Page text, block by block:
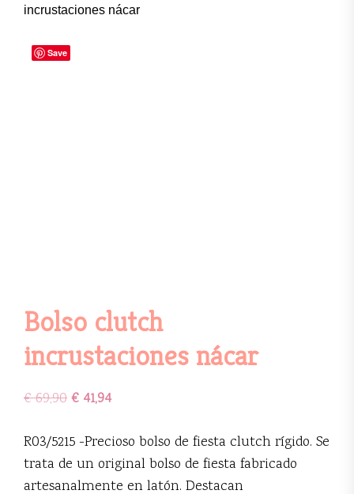
incrustaciones nácar
Save
Bolso clutch
incrustaciones nácar
€69,90€ 41,94
R03/5215 -Precioso bolso de fiesta clutch rígido. Se
trata de un original bolso de fiesta fabricado
artesanalmente en latón. Destacan